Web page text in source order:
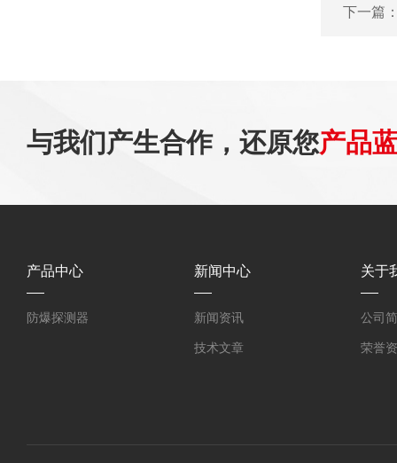
下一篇
与我们产生合作，还原您产品
产品中心
防爆探测器
新闻中心
新闻资讯
技术文章
关于
公司
荣誉